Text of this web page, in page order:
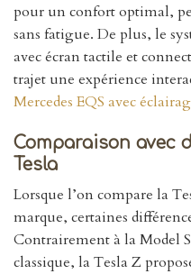
pour un confort optimal,
sans fatigue. De plus, le
avec écran tactile et
trajet une expérience
Mercedes EQS avec
Comparaison avec
Tesla
Lorsque l’on compare la
marque, certaines
Contrairement à la Model
classique, la Tesla Z